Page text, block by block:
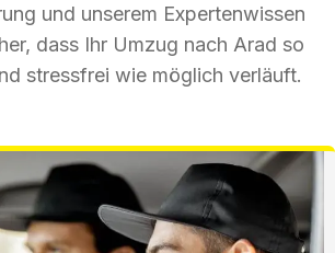
und unserem Expertenwissen
dass Ihr Umzug nach Arad so
stressfrei wie möglich verläuft.